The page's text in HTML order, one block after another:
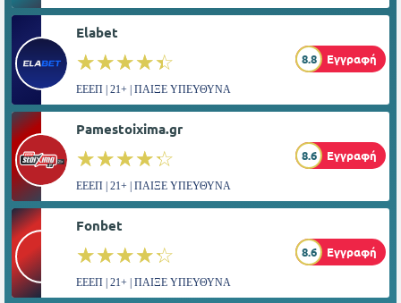
Elabet
☆☆☆☆☆
★★★★★ 8.8 Εγγραφή
ΕΕΕΠ | 21+ | ΠΑΙΞΕ ΥΠΕΥΘΥΝΑ
Pamestoixima.gr
☆☆☆☆☆
★★★★★ 8.6 Εγγραφή
ΕΕΕΠ | 21+ | ΠΑΙΞΕ ΥΠΕΥΘΥΝΑ
Fonbet
☆☆☆☆☆
★★★★★ 8.6 Εγγραφή
ΕΕΕΠ | 21+ | ΠΑΙΞΕ ΥΠΕΥΘΥΝΑ